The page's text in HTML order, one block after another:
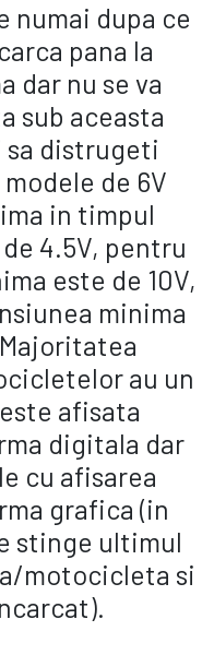
numai dupa ce
pana la
dar nu se va
sub aceasta
sa distrugeti
de 6V
in timpul
4.5V, pentru
este de 10V,
minima
au un
afisata
digitala dar
cu afisarea
grafica (in
stinge ultimul
motocicleta si